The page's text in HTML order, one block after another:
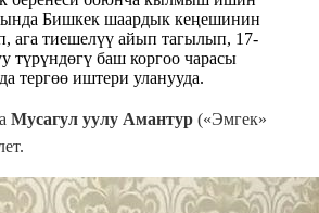
Бишкек шаардык кеңешинин
ага тиешелүү айып тагылып, 17-
түрүндөгү баш коргоо чарасы
тергөө иштери уланууда.
Мусагул уулу Амантур («Эмгек»